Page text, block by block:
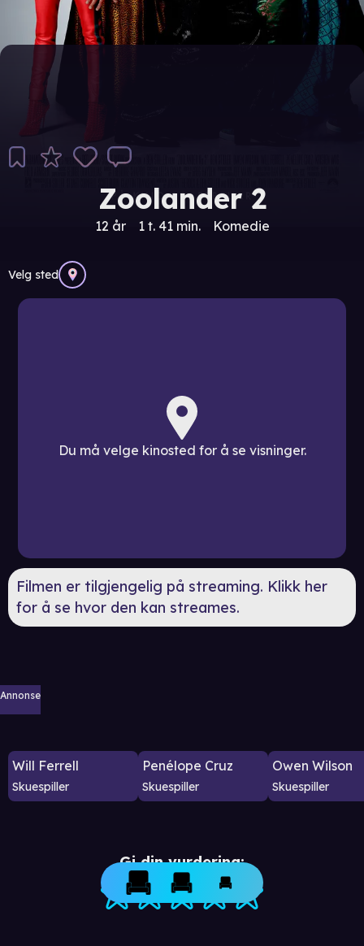
Zoolander 2
12 år 1 t. 41 min. Komedie
Velg sted
Du må velge kinosted for å se visninger.
Filmen er tilgjengelig på streaming. Klikk her
for å se hvor den kan streames.
Annonse
Will Ferrell
Skuespiller
Penélope Cruz
Skuespiller
Owen Wilson
Skuespiller
Gi din vurdering: